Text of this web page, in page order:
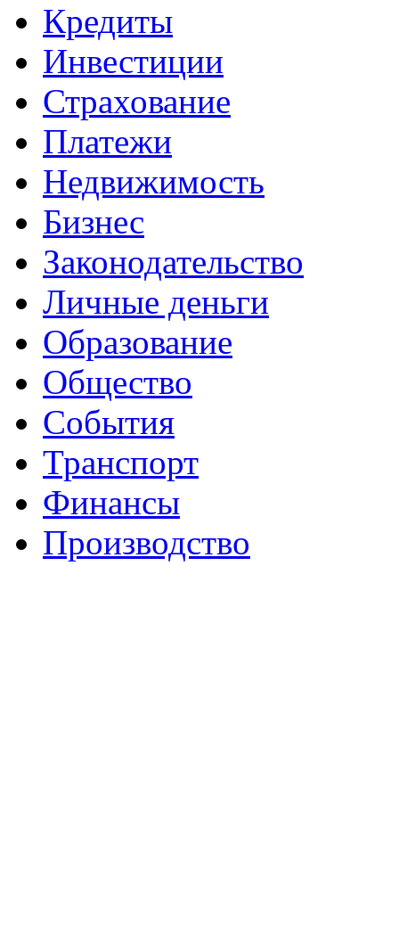
Кредиты
Инвестиции
Страхование
Платежи
Недвижимость
Бизнес
Законодательство
Личные деньги
Образование
Общество
События
Транспорт
Финансы
Производство